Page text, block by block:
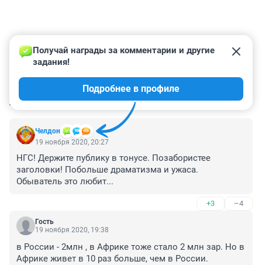
КОММЕНТАРИИ 12
Челдон
Получай награды за комментарии и другие
задания!
Подробнее в профиле
19 ноября 2020, 20:27
НГС! Держите публику в тонусе. Позабористее
заголовки! Побольше драматизма и ужаса.
Обыватель это любит...
+3 –4
Гость
19 ноября 2020, 19:38
в России - 2млн , в Африке тоже стало 2 млн зар. Но в
Африке живет в 10 раз больше, чем в России.